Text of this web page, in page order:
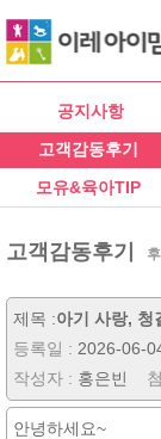
공지사항
고객감동후기
모유&육아TIP
고객감동후기
제목 :아기 사랑, 청
등록일 : 2026-06-
작성자 : 홍은빈
안녕하세요~